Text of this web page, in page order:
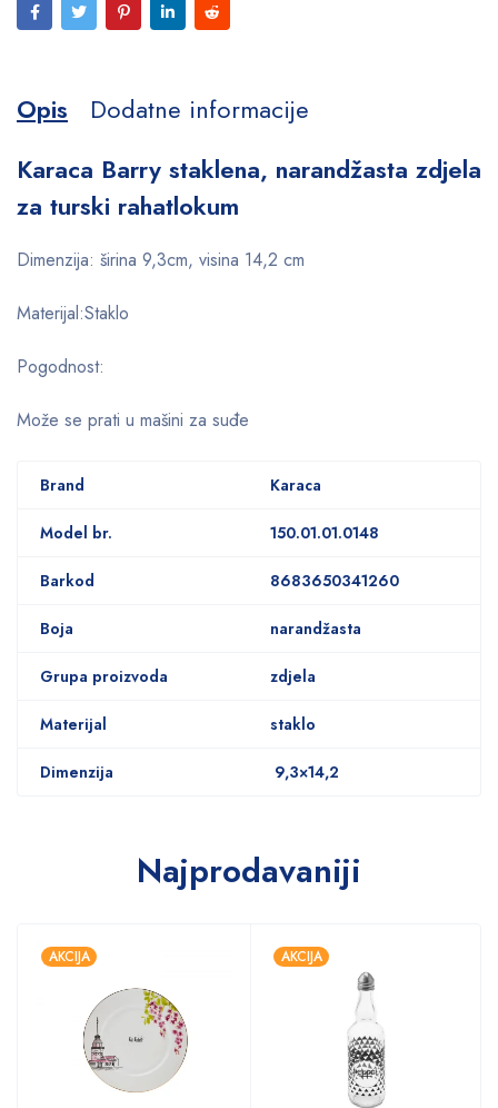
Opis
Dodatne informacije
Karaca Barry staklena, narandžasta zdjela
za turski rahatlokum
Dimenzija: širina 9,3cm, visina 14,2 cm
Materijal:Staklo
Pogodnost:
Može se prati u mašini za suđe
Brand Karaca
Model br. 150.01.01.0148
Barkod 8683650341260
Boja narandžasta
Grupa proizvoda zdjela
Materijal staklo
Dimenzija 9,3×14,2
Najprodavaniji
AKCIJA AKCIJA